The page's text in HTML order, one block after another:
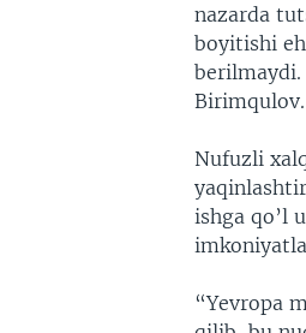
nazarda
boyitishi
Birimqulov.
Nufuzli
ishga qo’l
“Yevropa